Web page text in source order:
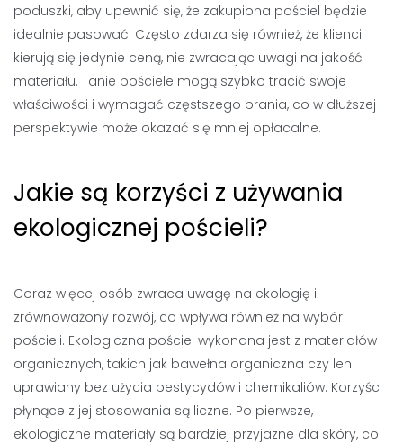
poduszki, aby upewnić się, że zakupiona pościel będzie
idealnie pasować. Często zdarza się również, że klienci
kierują się jedynie ceną, nie zwracając uwagi na jakość
materiału. Tanie pościele mogą szybko tracić swoje
właściwości i wymagać częstszego prania, co w dłuższej
perspektywie może okazać się mniej opłacalne.
Jakie są korzyści z używania
ekologicznej pościeli?
Coraz więcej osób zwraca uwagę na ekologię i
zrównoważony rozwój, co wpływa również na wybór
pościeli. Ekologiczna pościel wykonana jest z materiałów
organicznych, takich jak bawełna organiczna czy len
uprawiany bez użycia pestycydów i chemikaliów. Korzyści
płynące z jej stosowania są liczne. Po pierwsze,
ekologiczne materiały są bardziej przyjazne dla skóry, co